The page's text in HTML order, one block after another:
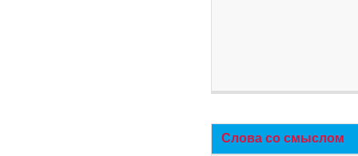
Слова со смыслом